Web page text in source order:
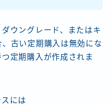
ウングレード、またはキ
古い定期購入は無効にな
定期購入が作成されま
には